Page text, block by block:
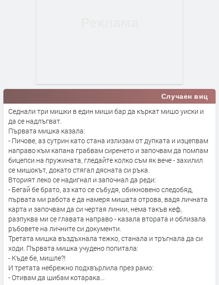
Случаен виц
Седнали три мишки в един миши бар да къркат мишо уиски и
да се надлъгват.
Първата мишка казала:
- Пичове, аз сутрин като стана излизам от дупката и изцепвам
направо към капана грабвам сиренето и започвам да помпам
бицепси на пружината, гледайте колко съм як вече - захилил
се мишокът, докато стягал дясната си ръка.
Вторият леко се надигнал и започнал да реди:
- Бегай бе брато, аз като се събудя, обикновено следобяд,
първата ми работа е да намеря мишата отрова, вадя личната
карта и започвам да си чертая линии, нема такъв кеф,
разпуква ми се главата направо - казала втората и облизала
ръбовете на личните си документи.
Третата мишка въздъхнала тежко, станала и тръгнала да си
ходи. Първата мишка учудено попитала:
- Къде бе, мишле?!
И третата небрежно подхвърлила през рамо:
- Отивам да шибам котарака...